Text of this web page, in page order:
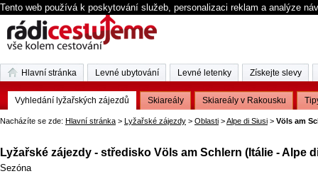
Tento web používá k poskytování služeb, personalizaci reklam a analýze
Nacházíte se zde: Hlavní stránka > Lyžařské zájezdy > Oblasti >Alpe di Siusi > Völs am
Lyžařské zájezdy - středisko Völs am Schlern (Itálie - Alpe
Sezóna
Hlavní stránka Levné ubytování Levné letenky Získejte slevy
Vyhledání lyžařských zájezdů Skiareály Skiareály v Rakousku